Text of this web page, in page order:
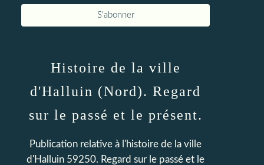
Histoire de la ville
d'Halluin (Nord). Regard
sur le passé et le présent.
Publication relative à l'histoire de la ville
d'Halluin 59250. Regard sur le passé et le